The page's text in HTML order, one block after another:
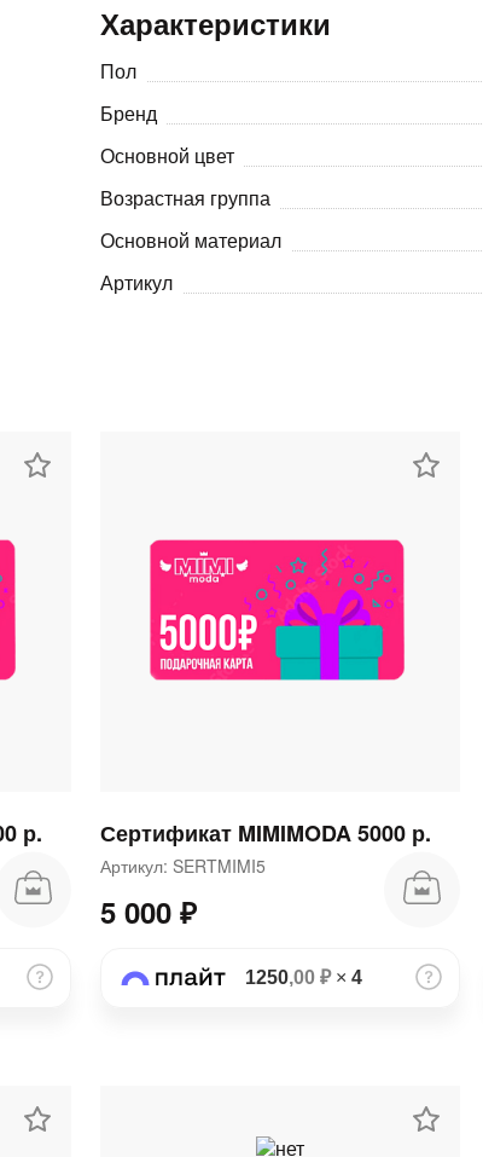
Характеристики
Пол
Бренд
Основной цвет
Возрастная группа
Основной материал
Артикул
р. Сертификат MIMIMODA 5000 р.
Артикул: SERTMIMI5
5 000 ₽
1250,00 ₽× 4
списываться
каждые 2 недели
Плайтом
plait.ru